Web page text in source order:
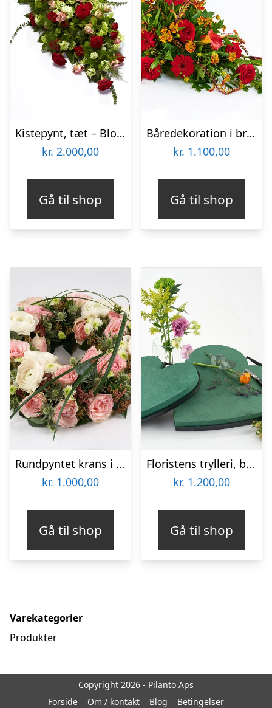
Kistepynt, tæt – Blomster til begravelse
kr. 2.000,00
Gå til shop
Båredekoration i brændte farver – Blomster til begravelse
kr. 1.100,00
Gå til shop
Rundpyntet krans i lyse farver – Blomster til begravelse
kr. 1.000,00
Gå til shop
Floristens trylleri, begravelseshjerte – Blomster til begravelse
kr. 1.200,00
Gå til shop
Varekategorier
Produkter
Copyright 2026 - Pilanto Aps
Forside
Om / kontakt Blog Betingelser